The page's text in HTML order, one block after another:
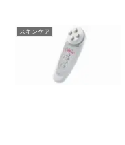
スキンケア